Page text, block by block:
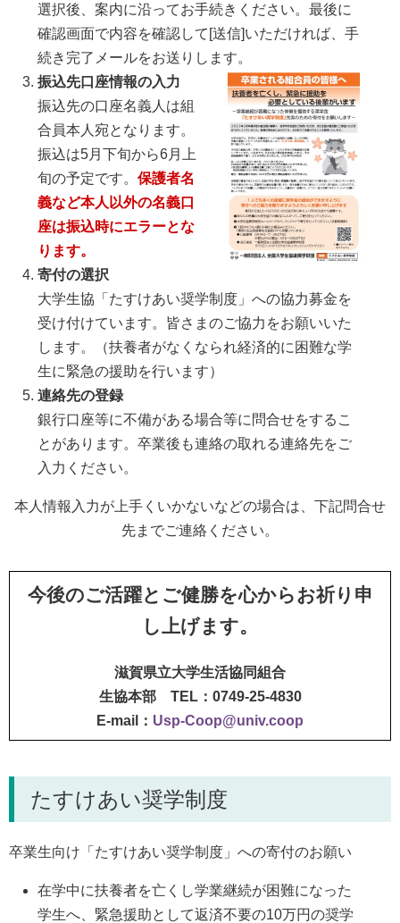
選択後、案内に沿ってお手続きください。最後に
確認画面で内容を確認して[送信]いただければ、手
続き完了メールをお送りします。
振込先口座情報の入力
振込先の口座名義人は組
合員本人宛となります。
振込は5月下旬から6月上
旬の予定です。 保護者名
義など本人以外の名義口
座は振込時にエラーとな
ります。
寄付の選択
大学生協「たすけあい奨学制度」への協力募金を
受け付けています。皆さまのご協力をお願いいた
します。（扶養者がなくなられ経済的に困難な学
生に緊急の援助を行います）
連絡先の登録
銀行口座等に不備がある場合等に問合せをするこ
とがあります。卒業後も連絡の取れる連絡先をご
入力ください。
本人情報入力が上手くいかないなどの場合は、下記問合せ
先までご連絡ください。
今後のご活躍とご健勝を心からお祈り申
し上げます。
滋賀県立大学生活協同組合
生協本部 TEL：0749-25-4830
E-mail： Usp-Coop@univ.coop
たすけあい奨学制度
卒業生向け「たすけあい奨学制度」への寄付のお願い
在学中に扶養者を亡くし学業継続が困難になった
学生へ、緊急援助として返済不要の10万円の奨学